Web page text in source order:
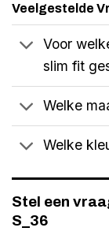
Veelgestelde
Voor
slim fit
Welke
Welke
Stel een
S_36